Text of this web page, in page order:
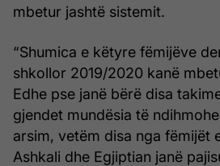
mbetur jashtë sistemit.
“Shumica e këtyre fëmijëve
shkollor 2019/2020 kanë
Edhe pse janë bërë disa
gjendet mundësia të
arsim, vetëm disa nga fëmijët
Ashkali dhe Egjiptian janë